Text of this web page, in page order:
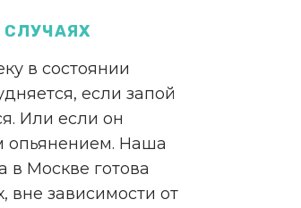
в состоянии
если запой
Или если он
опьянением. Наша
в Москве готова
вне зависимости от